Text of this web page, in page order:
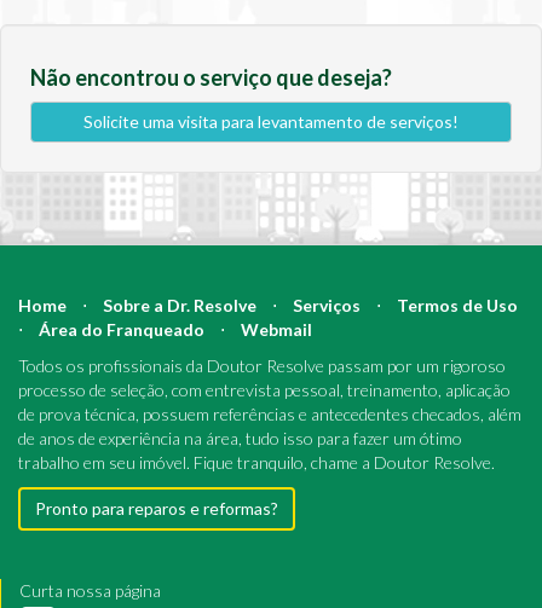
Não encontrou o serviço que deseja?
Solicite uma visita para levantamento de serviços!
Home ⋅ Sobre a Dr. Resolve ⋅ Serviços ⋅
Termos de Uso
⋅
Área do Franqueado ⋅
Webmail
Todos os profissionais da Doutor Resolve passam por um rigoroso
processo de seleção, com entrevista pessoal, treinamento, aplicação
de prova técnica, possuem referências e antecedentes checados, além
de anos de experiência na área, tudo isso para fazer um ótimo
trabalho em seu imóvel. Fique tranquilo, chame a Doutor Resolve.
Pronto para reparos e reformas?
Curta nossa página